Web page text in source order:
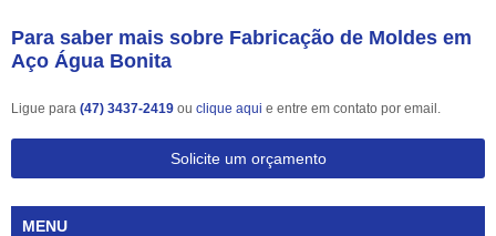
Para saber mais sobre Fabricação de Moldes em
Aço Água Bonita
Ligue para (47) 3437-2419 ou clique aqui e entre em contato por email.
Solicite um orçamento
MENU